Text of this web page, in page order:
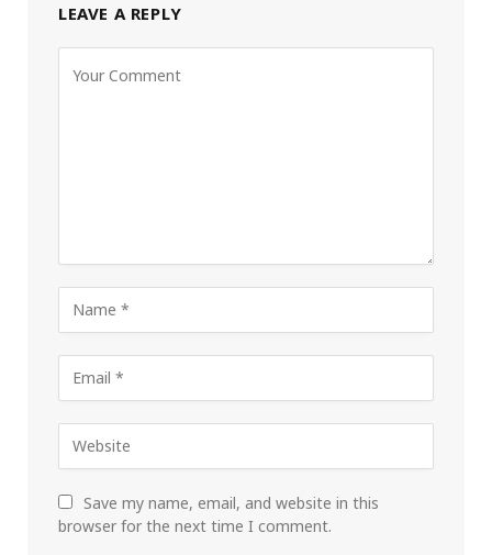
LEAVE A REPLY
Save my name, email, and website in this
browser for the next time I comment.